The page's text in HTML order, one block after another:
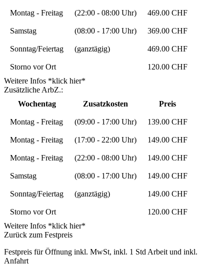
Montag - Freitag (22:00 - 08:00 Uhr) 469.00 CHF
Samstag (08:00 - 17:00 Uhr) 369.00 CHF
Sonntag/Feiertag (ganztägig) 469.00 CHF
Storno vor Ort
120.00 CHF
Weitere Infos *klick hier*
Zusätzliche ArbZ.:
Wochentag
Zusatzkosten Preis
Montag - Freitag (09:00 - 17:00 Uhr) 139.00 CHF
Montag - Freitag (17:00 - 22:00 Uhr) 149.00 CHF
Montag - Freitag (22:00 - 08:00 Uhr) 149.00 CHF
Samstag (08:00 - 17:00 Uhr) 149.00 CHF
Sonntag/Feiertag (ganztägig) 149.00 CHF
Storno vor Ort
120.00 CHF
Weitere Infos *klick hier*
Zurück zum Festpreis
Festpreis für Öffnung inkl. MwSt, inkl. 1 Std Arbeit und inkl.
Anfahrt